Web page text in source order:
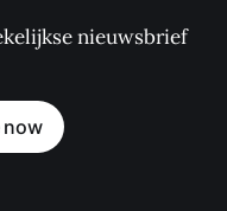
nieuwsbrief
now